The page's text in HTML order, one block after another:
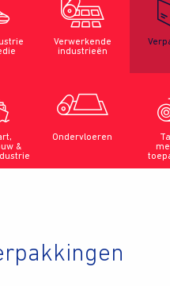
Verwerkende
industrieën
&
Ondervloeren